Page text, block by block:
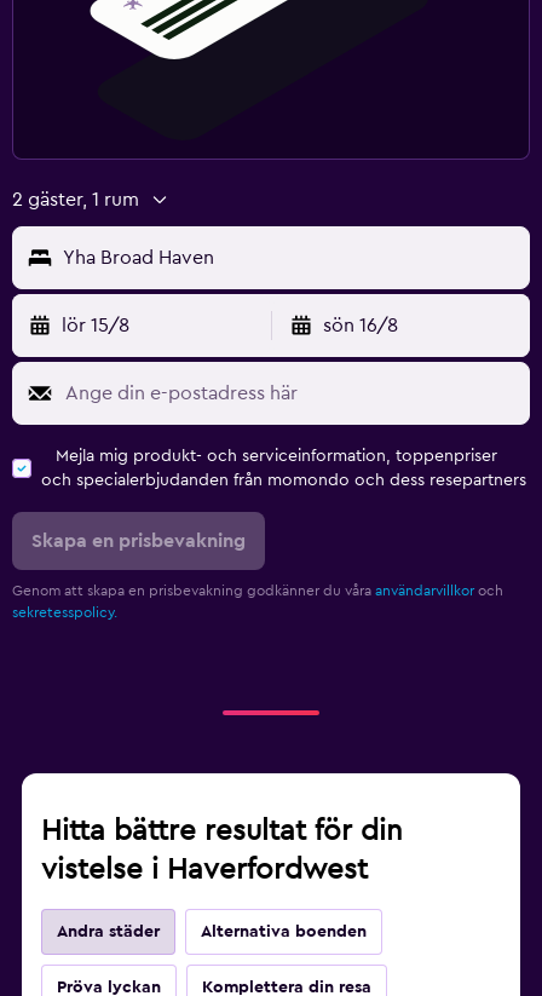
2 gäster, 1 rum
Yha Broad Haven
lör 15/8 sön 16/8
Mejla mig produkt- och serviceinformation, toppenpriser
och specialerbjudanden från momondo och dess resepartners
Skapa en prisbevakning
Genom att skapa en prisbevakning godkänner du våra användarvillkor och
sekretesspolicy.
Hitta bättre resultat för din
vistelse i Haverfordwest
Andra städer Alternativa boenden
Pröva lyckan Komplettera din resa